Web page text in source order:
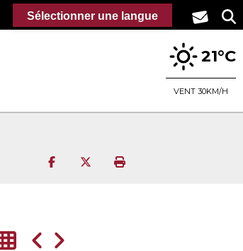
21°C
VENT 30KM/H
Partager sur Facebook
Partager sur Twitter
Imprimer la page
Sélectionner une langue